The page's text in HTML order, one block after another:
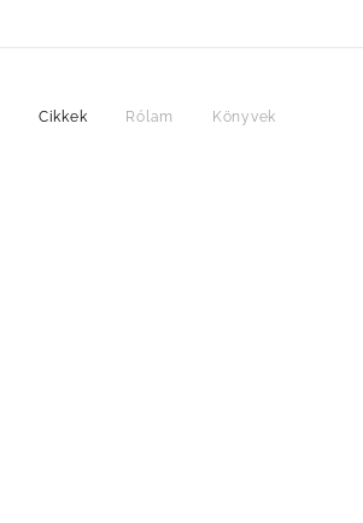
Cikkek Rólam Könyvek